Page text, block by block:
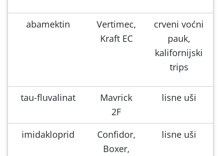
abamektin
Vertimec,
Kraft EC
crveni voćni
pauk,
kalifornijski
trips
tau-fluvalinat
Mavrick
2F
lisne uši
imidakloprid
Confidor,
Boxer,
lisne uši